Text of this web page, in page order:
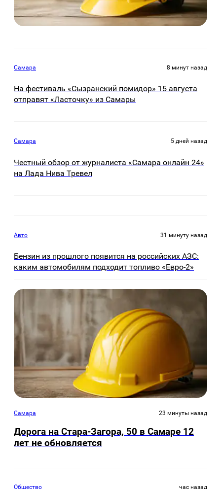
Самара 8 минут назад
На фестиваль «Сызранский помидор» 15 августа
отправят «Ласточку» из Самары
Самара 5 дней назад
Честный обзор от журналиста «Самара онлайн 24»
на Лада Нива Тревел
Авто 31 минуту назад
Бензин из прошлого появится на российских АЗС:
каким автомобилям подходит топливо «Евро-2»
Самара 23 минуты назад
Дорога на Стара-Загора, 50 в Самаре 12
лет не обновляется
Общество час назад